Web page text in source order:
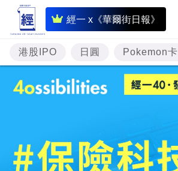
經一 x《華爾街日報》
即
時
財
經
專
資
港股IPO 日圓 Pokemon卡